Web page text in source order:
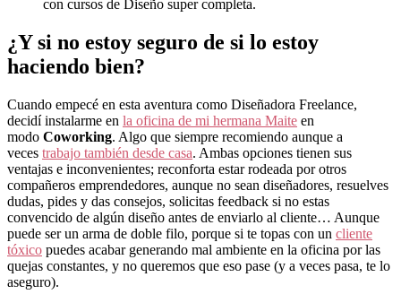
con cursos de Diseño super completa.
¿Y si no estoy seguro de si lo estoy
haciendo bien?
Cuando empecé en esta aventura como Diseñadora Freelance,
decidí instalarme en la oficina de mi hermana Maite en
modo Coworking. Algo que siempre recomiendo aunque a
veces trabajo también desde casa. Ambas opciones tienen sus
ventajas e inconvenientes; reconforta estar rodeada por otros
compañeros emprendedores, aunque no sean diseñadores, resuelves
dudas, pides y das consejos, solicitas feedback si no estas
convencido de algún diseño antes de enviarlo al cliente… Aunque
puede ser un arma de doble filo, porque si te topas con un cliente
tóxico puedes acabar generando mal ambiente en la oficina por las
quejas constantes, y no queremos que eso pase (y a veces pasa, te lo
aseguro).